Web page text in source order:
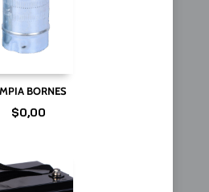
BORNES
$0,00